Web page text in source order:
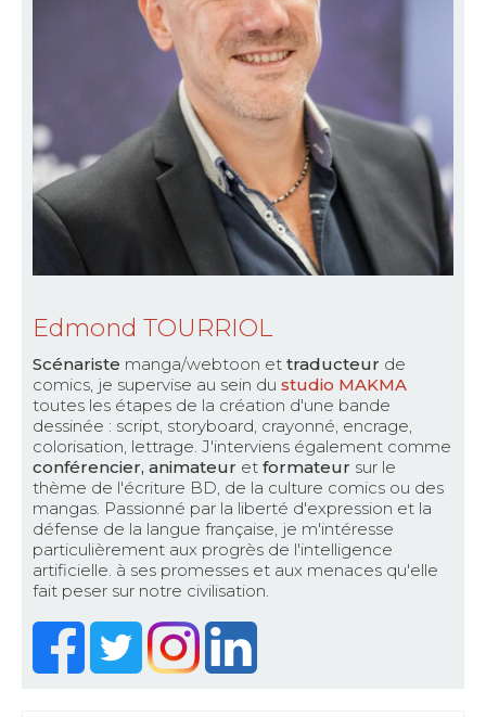
Edmond TOURRIOL
Scénariste manga/webtoon et traducteur de
comics, je supervise au sein du studio MAKMA
toutes les étapes de la création d'une bande
dessinée : script, storyboard, crayonné, encrage,
colorisation, lettrage. J'interviens également comme
conférencier, animateur et formateur sur le
thème de l'écriture BD, de la culture comics ou des
mangas. Passionné par la liberté d'expression et la
défense de la langue française, je m'intéresse
particulièrement aux progrès de l'intelligence
artificielle. à ses promesses et aux menaces qu'elle
fait peser sur notre civilisation.